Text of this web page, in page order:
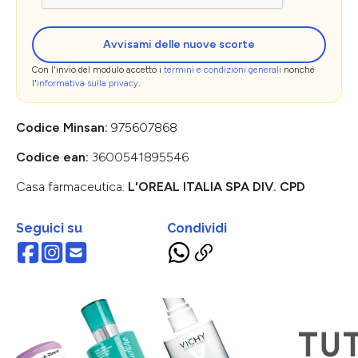
Avvisami delle nuove scorte
Con l'invio del modulo accetto i termini e condizioni generali nonché
l'informativa sulla privacy.
Codice Minsan: 975607868
Codice ean: 3600541895546
Casa farmaceutica: L'OREAL ITALIA SPA DIV. CPD
Seguici su Condividi